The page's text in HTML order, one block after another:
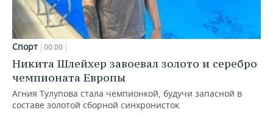
Спорт 00:00
Никита Шлейхер завоевал золото и серебро
чемпионата Европы
Агния Тулупова стала чемпионкой, будучи запасной в
составе золотой сборной синхронисток